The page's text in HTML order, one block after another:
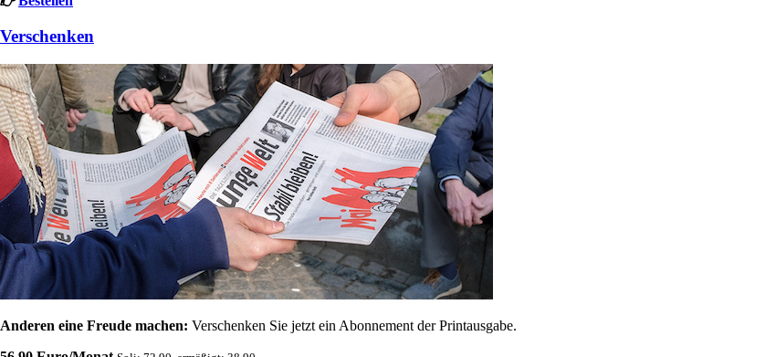
Verschenken
Anderen eine Freude machen: Verschenken Sie jetzt ein Abonnement der Printausgabe.